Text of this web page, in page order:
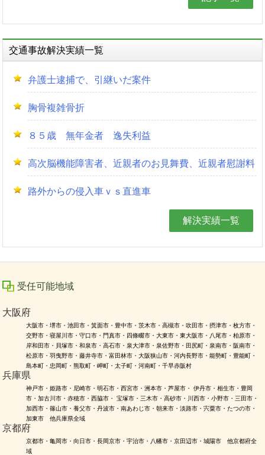
交通事故解決実績一覧
弁護士逮捕で、引継いだ案件
胸骨複雑骨折
８５歳 無年金者 逸失利益
高次脳機能障害者、近親者のお見舞費、近親者慰謝料
路外からの侵入車ｖｓ直進車
解決実績一覧
受任可能地域
大阪府
大阪市・堺市・池田市・箕面市・豊中市・茨木市・高槻市・吹田市・摂津市・枚方市・
交野市・寝屋川市・守口市・門真市・四條畷市・大東市・東大阪市・八尾市・柏原市・
岸和田市・貝塚市・和泉市・高石市・泉大津市・泉佐野市・田尻町・泉南市・阪南市・
松原市・羽曳野市・藤井寺市・富田林市・大阪狭山市・河内長野市・能勢町・豊能町・
島本町・忠岡町・熊取町・岬町・太子町・河南町・千早赤阪村
兵庫県
神戸市・姫路市・尼崎市・明石市・西宮市・洲本市・芦屋市・ 伊丹市・相生市・豊岡
市・加古川市・赤穂市・西脇市・ 宝塚市・三木市・高砂市・川西市・小野市・三田市・
加西市・篠山市・養父市・丹波市・南あわじ市・朝来市・淡路市・宍粟市・たつの市・
加東市 他兵庫県全域
京都府
京都市・亀岡市・向日市・長岡京市・宇治市・八幡市・京田辺市・城陽市 他京都府全
域